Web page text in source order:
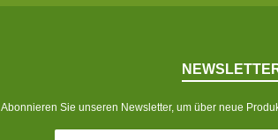
Abonnieren Sie unseren Newsletter, um über neue